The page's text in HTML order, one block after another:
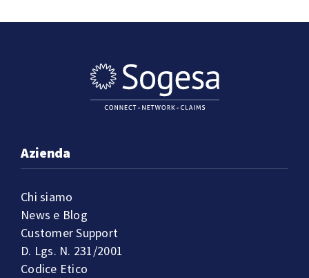
Azienda
Chi siamo
News e Blog
Customer Support
D. Lgs. N. 231/2001
Codice Etico